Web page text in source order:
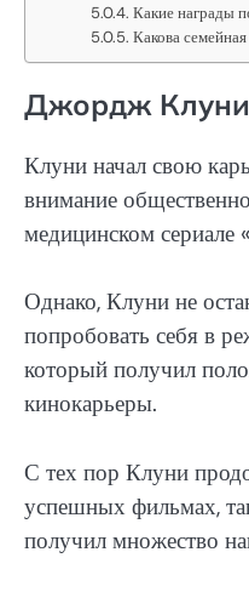
Какие награды
Какова
Джордж Клуни:
Клуни начал свою
внимание
медицинском сериале
Однако, Клуни не
попробовать себя в
который получил
кинокарьеры.
С тех пор Клуни
успешных фильмах,
получил множество